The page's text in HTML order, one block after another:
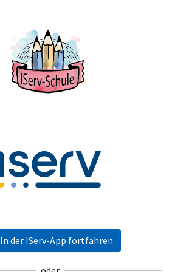
In der IServ-App fortfahren